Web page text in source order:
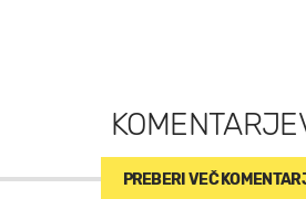
PREBERI VEČ